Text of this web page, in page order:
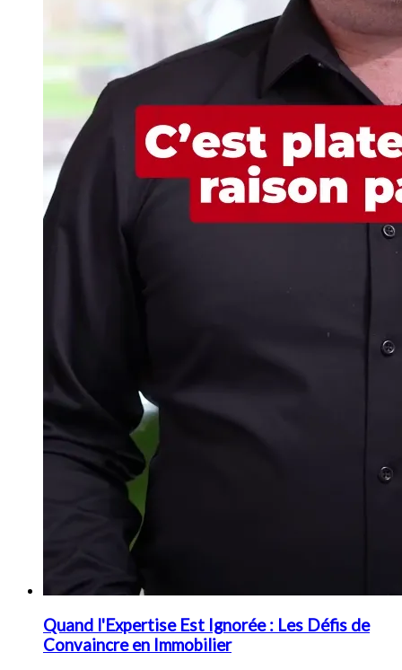
Quand l'Expertise Est Ignorée : Les Défis de
Convaincre en Immobilier